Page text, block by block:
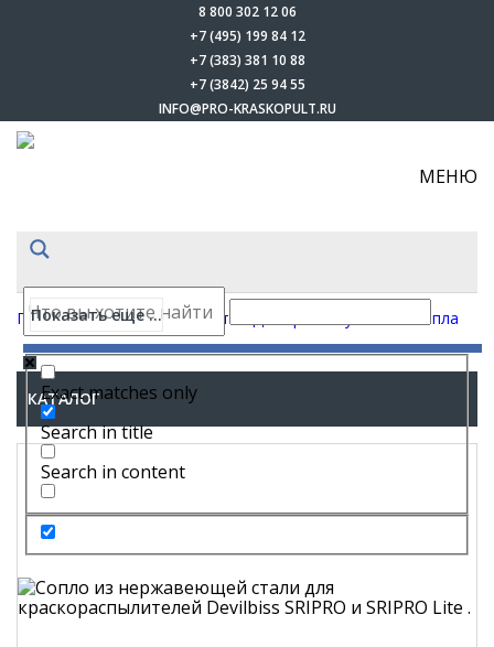
8 800 302 12 06
+7 (495) 199 84 12
+7 (383) 381 10 88
+7 (3842) 25 94 55
INFO@PRO-KRASKOPULT.RU
МЕНЮ
Показать еще ...
Exact matches only
Search in title
Search in content
Главная-Каталог-Запчасти Сопла
КАТАЛОГ